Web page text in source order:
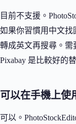
目前不支援。
如果你習慣用中文找
轉成英文再搜尋。需
Pixabay 是比較好的
可以在手機上使
可以。